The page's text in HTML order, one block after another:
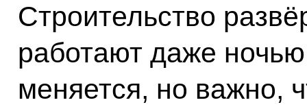
Строительство
работают даже
меняется, но важно,